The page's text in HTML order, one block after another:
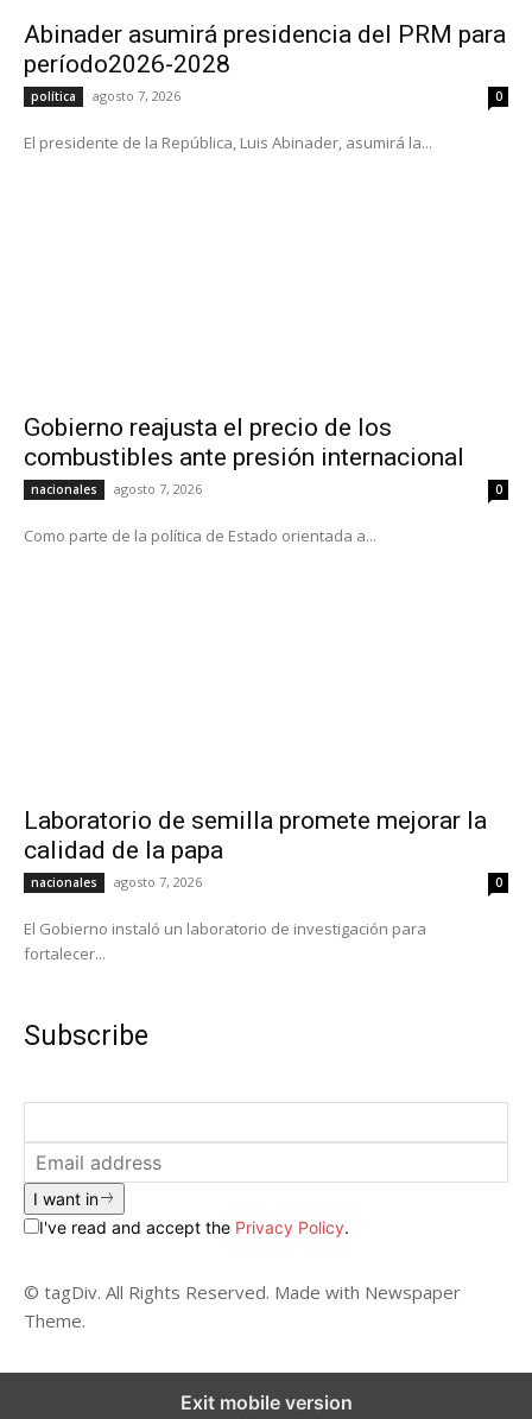
Abinader asumirá presidencia del PRM para
período2026-2028
política agosto 7, 2026 0
El presidente de la República, Luis Abinader, asumirá la...
Gobierno reajusta el precio de los
combustibles ante presión internacional
nacionales agosto 7, 2026 0
Como parte de la política de Estado orientada a...
Laboratorio de semilla promete mejorar la
calidad de la papa
nacionales agosto 7, 2026 0
El Gobierno instaló un laboratorio de investigación para
fortalecer...
Subscribe
I want in
I've read and accept the Privacy Policy.
© tagDiv. All Rights Reserved. Made with Newspaper
Theme.
Exit mobile version